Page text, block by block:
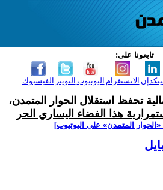
تابعونا على:
الفيسبوك التويتر اليوتيوب الانستغرام
تحفظ استقلال الحوار المتمدن،
هذا الفضاء اليساري الحر
المتمدن» على اليوتيوب]